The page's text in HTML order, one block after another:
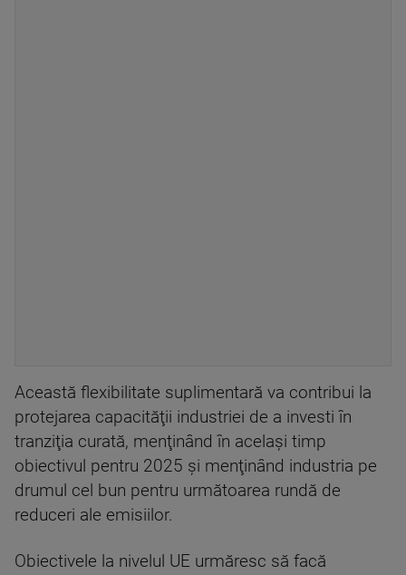
Această flexibilitate suplimentară va contribui la
protejarea capacităţii industriei de a investi în
tranziţia curată, menţinând în acelaşi timp
obiectivul pentru 2025 şi menţinând industria pe
drumul cel bun pentru următoarea rundă de
reduceri ale emisiilor.
Obiectivele la nivelul UE urmăresc să facă